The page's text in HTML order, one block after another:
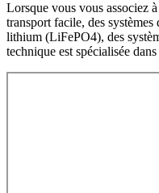
Lorsque vous vous associez
transport facile, des
lithium (LiFePO4), des
technique est spécialisée